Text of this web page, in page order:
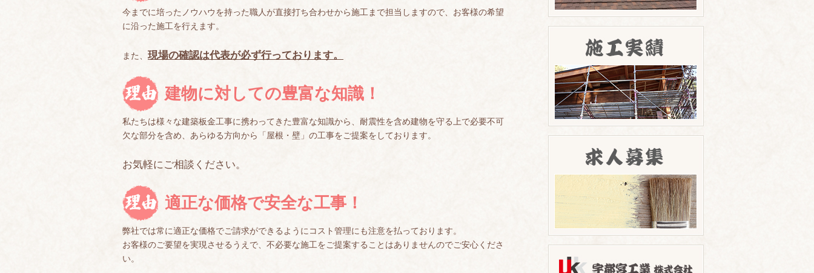
今までに培ったノウハウを持った職人が直接打ち合わせから施工まで担当しますので、お客様の希望
に沿った施工を行えます。
また、 現場の確認は代表が必ず行っております。
建物に対しての豊富な知識！
私たちは様々な建築板金工事に携わってきた豊富な知識から、耐震性を含め建物を守る上で必要不可
欠な部分を含め、あらゆる方向から「屋根・壁」の工事をご提案をしております。
お気軽にご相談ください。
適正な価格で安全な工事！
弊社では常に適正な価格でご請求ができるようにコスト管理にも注意を払っております。
お客様のご要望を実現させるうえで、不必要な施工をご提案することはありませんのでご安心くださ
い。